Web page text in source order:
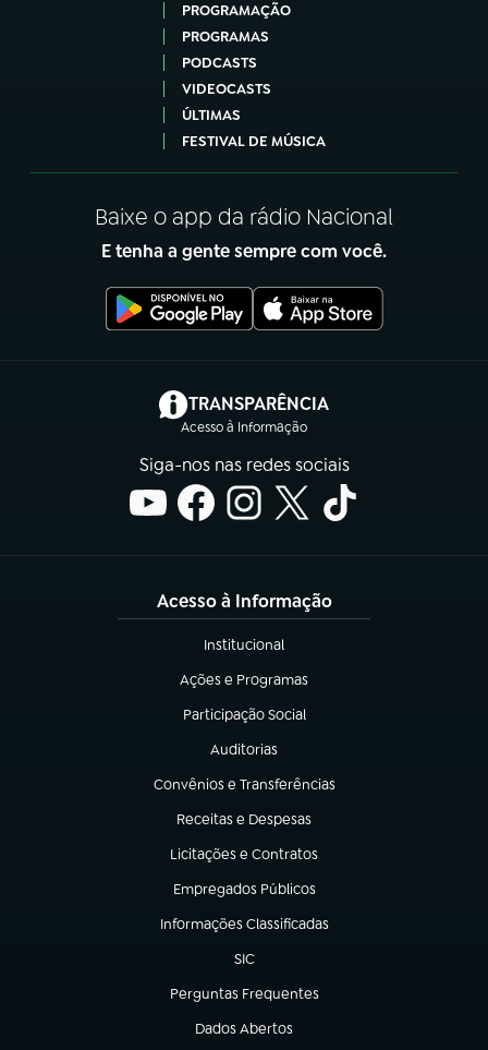
PROGRAMAÇÃO
PROGRAMAS
PODCASTS
VIDEOCASTS
ÚLTIMAS
FESTIVAL DE MÚSICA
Baixe o app da rádio Nacional
E tenha a gente sempre com você.
TRANSPARÊNCIA
Acesso à Informação
(abre em nova aba)
Siga-nos nas redes sociais
Acesso à Informação
Institucional
(abre em nova aba)
Ações e Programas
(abre em nova aba)
Participação Social
(abre em nova aba)
Auditorias
(abre em nova aba)
Convênios e Transferências
(abre em nova aba)
Receitas e Despesas
(abre em nova aba)
Licitações e Contratos
(abre em nova aba)
Empregados Públicos
(abre em nova aba)
Informações Classificadas
(abre em nova aba)
SIC
(abre em nova aba)
Perguntas Frequentes
(abre em nova aba)
Dados Abertos
(abre em nova aba)